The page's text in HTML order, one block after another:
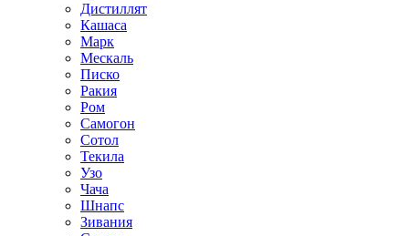
Дистиллят
Кашаса
Марк
Мескаль
Писко
Ракия
Ром
Самогон
Сотол
Текила
Узо
Чача
Шнапс
Зивания